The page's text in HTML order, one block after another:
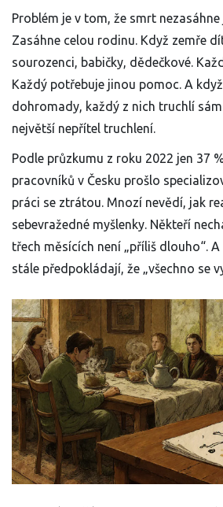
Problém je v tom, že smrt
Zasáhne celou rodinu. Když zemře
sourozenci, babičky, dědečkové.
Každý potřebuje jinou pomoc. A
dohromady, každý z nich truchlí
největší nepřítel truchlení.
Podle průzkumu z roku 2022 jen 37
pracovníků v Česku prošlo
práci se ztrátou. Mnozí nevědí, jak
sebevražedné myšlenky. Někteří
třech měsících není „příliš dlouho“.
stále předpokládají, že „všechno se